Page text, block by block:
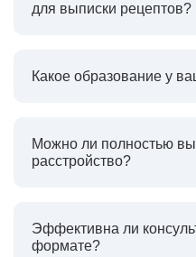
для выписки рецептов?
Какое образование у
Можно ли полностью
расстройство?
Эффективна ли
формате?